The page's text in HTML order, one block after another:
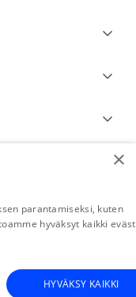
paskola verslui
×
parantamiseksi, kuten
hyväksyt kaikki
HYVÄKSY KAIKKI